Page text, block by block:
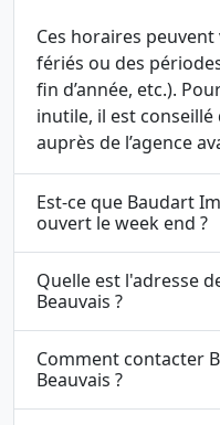
Ces horaires
fériés ou des
fin d’année, etc.).
inutile, il est
auprès de l’agence
Est-ce que Baudart
ouvert le week end ?
Quelle est l'adresse
Beauvais ?
Comment contacter
Beauvais ?